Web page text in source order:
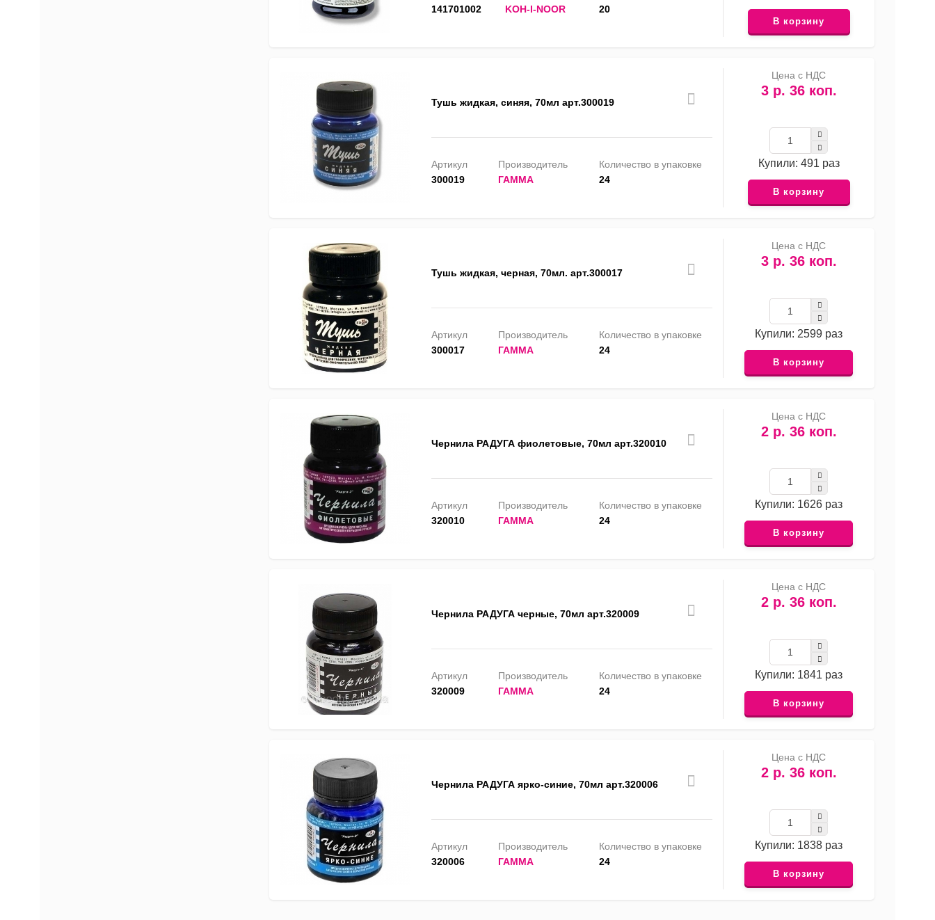
141701002
KOH-I-NOOR
20
В корзину
Тушь жидкая, синяя, 70мл арт.300019
Артикул
300019
Производитель
ГАММА
Количество в упаковке
24
Цена с НДС
3 р. 36 коп.
Купили: 491 раз
В корзину
Тушь жидкая, черная, 70мл. арт.300017
Артикул
300017
Производитель
ГАММА
Количество в упаковке
24
Цена с НДС
3 р. 36 коп.
Купили: 2599 раз
В корзину
Чернила РАДУГА фиолетовые, 70мл арт.320010
Артикул
320010
Производитель
ГАММА
Количество в упаковке
24
Цена с НДС
2 р. 36 коп.
Купили: 1626 раз
В корзину
Чернила РАДУГА черные, 70мл арт.320009
Артикул
320009
Производитель
ГАММА
Количество в упаковке
24
Цена с НДС
2 р. 36 коп.
Купили: 1841 раз
В корзину
Чернила РАДУГА ярко-синие, 70мл арт.320006
Артикул
320006
Производитель
ГАММА
Количество в упаковке
24
Цена с НДС
2 р. 36 коп.
Купили: 1838 раз
В корзину